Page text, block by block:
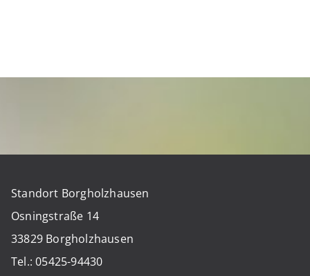
Standort Borgholzhausen
Osningstraße 14
33829 Borgholzhausen
Tel.: 05425-94430